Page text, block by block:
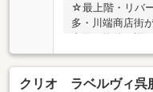
☆最上階・リバ
多・川端商店街
も可能です♪）
6693-4082公式
クリオ ラベルヴィ呉